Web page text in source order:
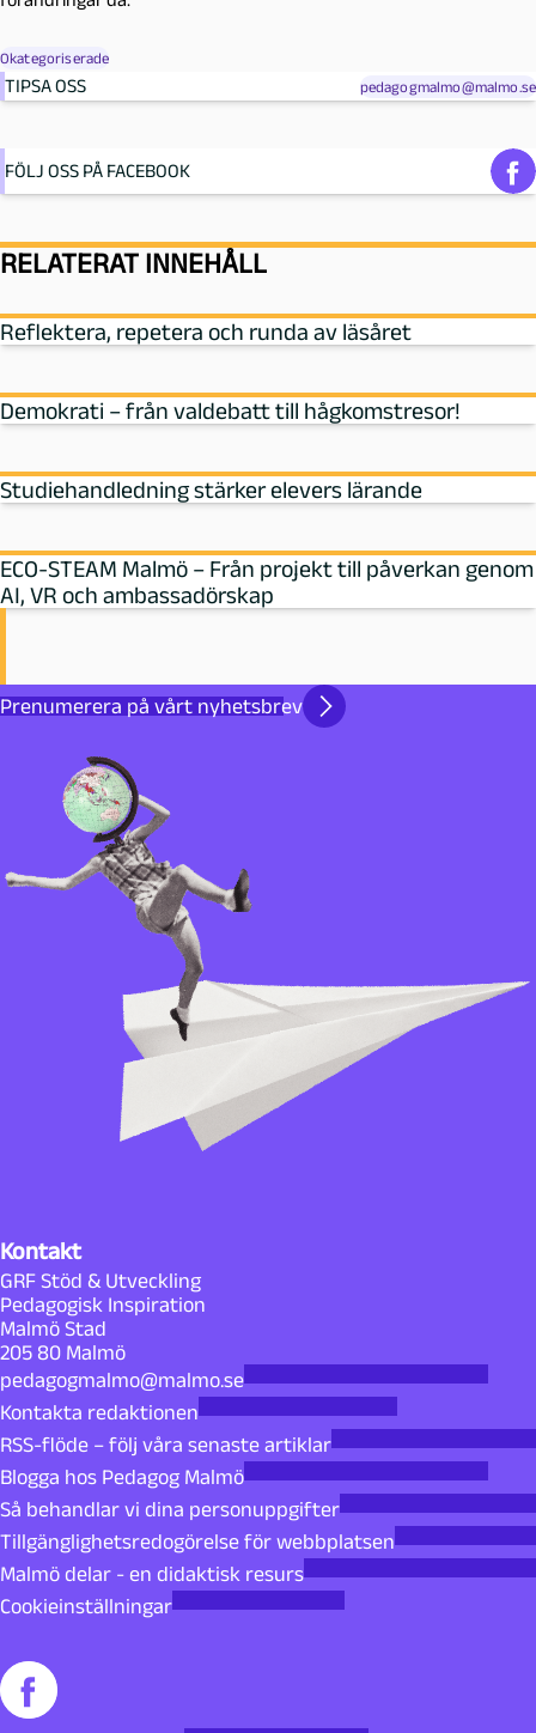
Okategoriserade
TIPSA OSS pedagogmalmo@malmo.se
FÖLJ OSS PÅ FACEBOOK
RELATERAT INNEHÅLL
Reflektera, repetera och runda av läsåret
Demokrati – från valdebatt till hågkomstresor!
Studiehandledning stärker elevers lärande
ECO-STEAM Malmö – Från projekt till påverkan genom
AI, VR och ambassadörskap
Prenumerera på vårt nyhetsbrev
Kontakt
GRF Stöd & Utveckling
Pedagogisk Inspiration
Malmö Stad
205 80 Malmö
pedagogmalmo@malmo.se
Kontakta redaktionen
RSS-flöde – följ våra senaste artiklar
Blogga hos Pedagog Malmö
Så behandlar vi dina personuppgifter
Tillgänglighetsredogörelse för webbplatsen
Malmö delar - en didaktisk resurs
Cookieinställningar